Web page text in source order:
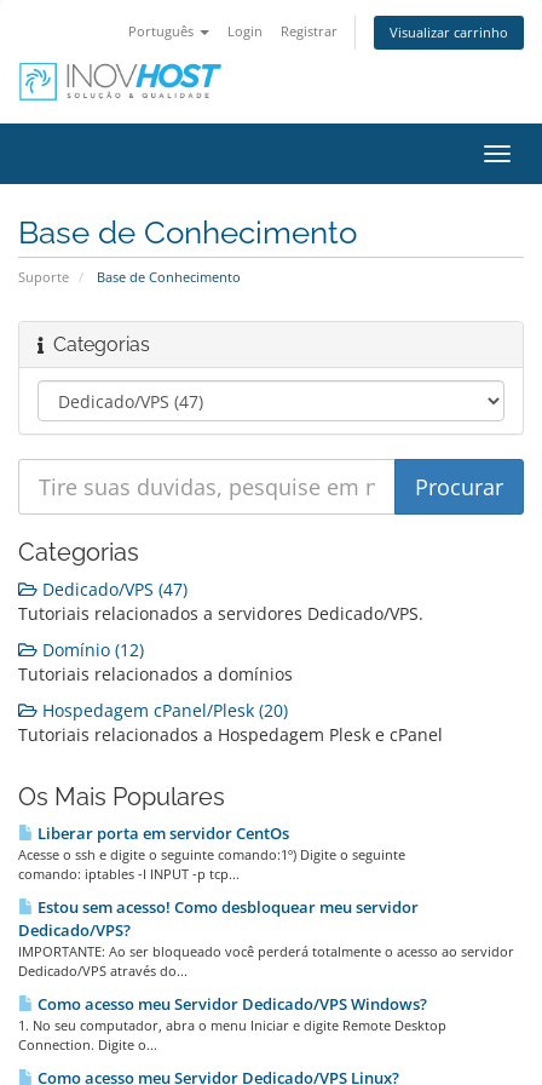
Português Login Registrar Visualizar carrinho
Base de Conhecimento
Suporte Base de Conhecimento
Categorias
Categorias
Dedicado/VPS (47)
Tutoriais relacionados a servidores Dedicado/VPS.
Domínio (12)
Tutoriais relacionados a domínios
Hospedagem cPanel/Plesk (20)
Tutoriais relacionados a Hospedagem Plesk e cPanel
Os Mais Populares
Liberar porta em servidor CentOs
Acesse o ssh e digite o seguinte comando:1º) Digite o seguinte
comando: iptables -I INPUT -p tcp...
Estou sem acesso! Como desbloquear meu servidor
Dedicado/VPS?
IMPORTANTE: Ao ser bloqueado você perderá totalmente o acesso ao servidor
Dedicado/VPS através do...
Como acesso meu Servidor Dedicado/VPS Windows?
1. No seu computador, abra o menu Iniciar e digite Remote Desktop
Connection. Digite o...
Como acesso meu Servidor Dedicado/VPS Linux?